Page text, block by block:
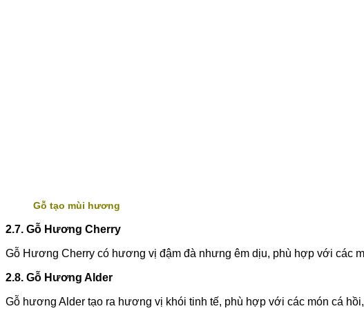
Gỗ tạo mùi hương
2.7. Gỗ Hương Cherry
Gỗ Hương Cherry có hương vị đậm đà nhưng êm dịu, phù hợp với các
2.8. Gỗ Hương Alder
Gỗ hương Alder tạo ra hương vị khói tinh tế, phù hợp với các món cá